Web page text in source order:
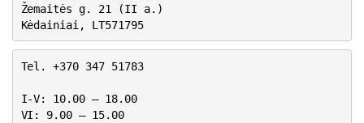
Žemaitės g. 21 (II a.)
Kėdainiai, LT571795
Tel. +370 347 51783
I-V: 10.00 – 18.00
VI: 9.00 – 15.00